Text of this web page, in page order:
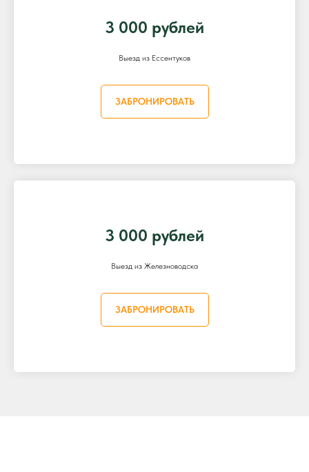
3 000 рублей
Выезд из Ессентуков
ЗАБРОНИРОВАТЬ
3 000 рублей
Выезд из Железноводска
ЗАБРОНИРОВАТЬ